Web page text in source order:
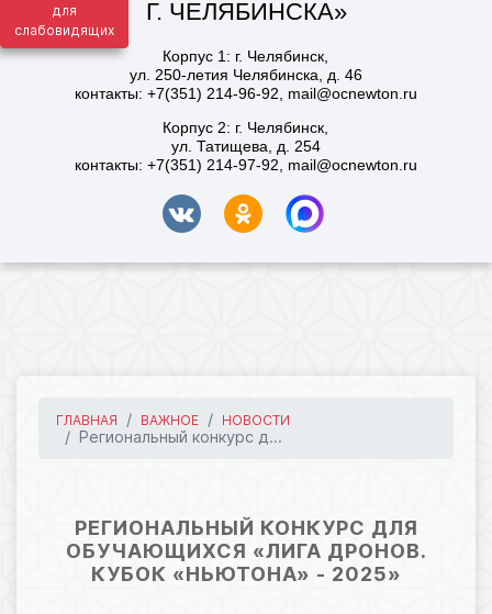
для
слабовидящих
ГЛАВНАЯ ВАЖНОЕ НОВОСТИ
Региональный конкурс д...
РЕГИОНАЛЬНЫЙ КОНКУРС ДЛЯ
ОБУЧАЮЩИХСЯ «ЛИГА ДРОНОВ.
КУБОК «НЬЮТОНА» - 2025»